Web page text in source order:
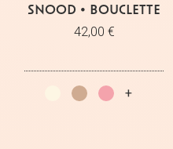
SNOOD • BOUCLETTE
42,00 €